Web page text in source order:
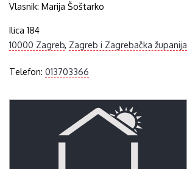
Vlasnik:Marija Šoštarko
Ilica 184
10000 Zagreb, Zagreb i Zagrebačka županija
Telefon:013703366